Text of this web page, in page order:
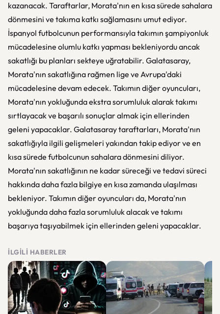
kazanacak. Taraftarlar, Morata'nın en kısa sürede sahalara
dönmesini ve takıma katkı sağlamasını umut ediyor.
İspanyol futbolcunun performansıyla takımın şampiyonluk
mücadelesine olumlu katkı yapması bekleniyordu ancak
sakatlığı bu planları sekteye uğratabilir. Galatasaray,
Morata'nın sakatlığına rağmen lige ve Avrupa'daki
mücadelesine devam edecek. Takımın diğer oyuncuları,
Morata'nın yokluğunda ekstra sorumluluk alarak takımı
sırtlayacak ve başarılı sonuçlar almak için ellerinden
geleni yapacaklar. Galatasaray taraftarları, Morata'nın
sakatlığıyla ilgili gelişmeleri yakından takip ediyor ve en
kısa sürede futbolcunun sahalara dönmesini diliyor.
Morata'nın sakatlığının ne kadar süreceği ve tedavi süreci
hakkında daha fazla bilgiye en kısa zamanda ulaşılması
bekleniyor. Takımın diğer oyuncuları da, Morata'nın
yokluğunda daha fazla sorumluluk alacak ve takımı
başarıya taşıyabilmek için ellerinden geleni yapacaklar.
İLGILI HABERLER